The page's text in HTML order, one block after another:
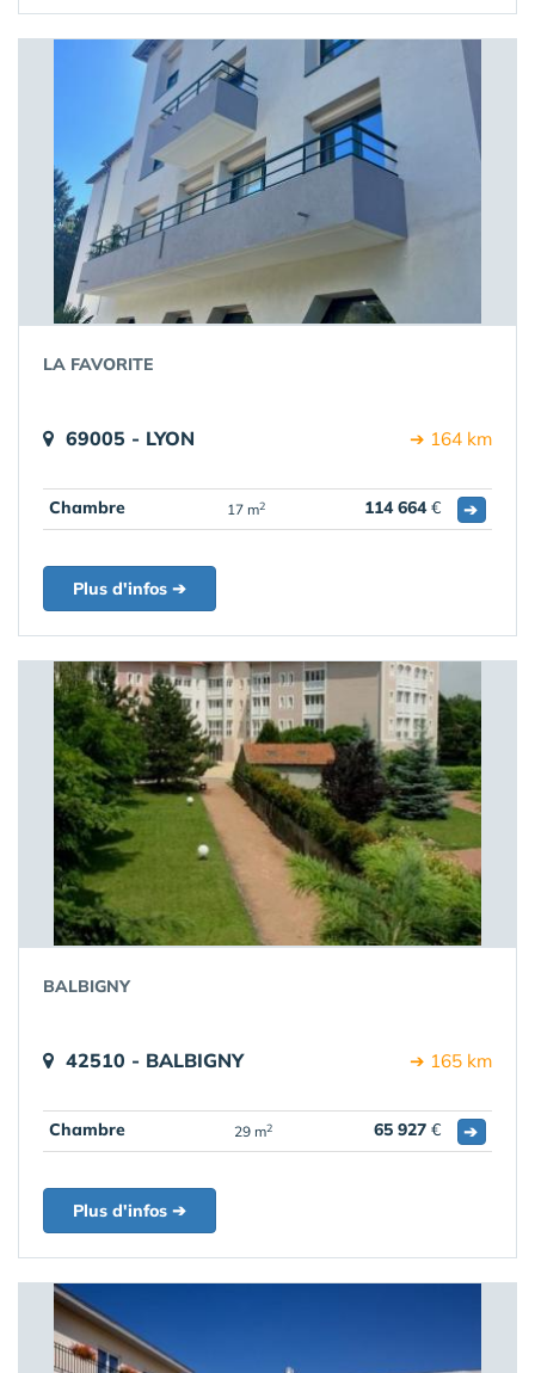
LA FAVORITE
69005 - LYON ➔ 164 km
Chambre 17 m2 114 664€ ➔
Plus d'infos ➔
BALBIGNY
42510 - BALBIGNY ➔ 165 km
Chambre 29 m2 65 927 € ➔
Plus d'infos ➔